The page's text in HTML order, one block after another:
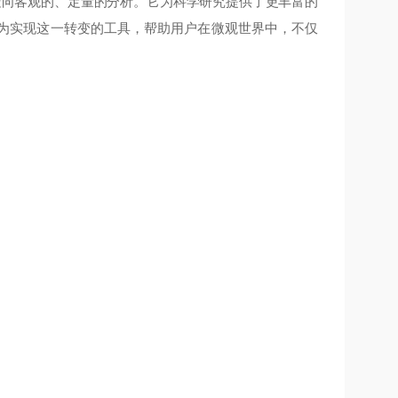
实现这一转变的工具，帮助用户在微观世界中，不仅